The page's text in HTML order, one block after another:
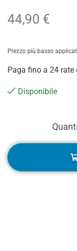
44,90 €
Prezzo più basso
Paga fino a 24 rate
Disponibile